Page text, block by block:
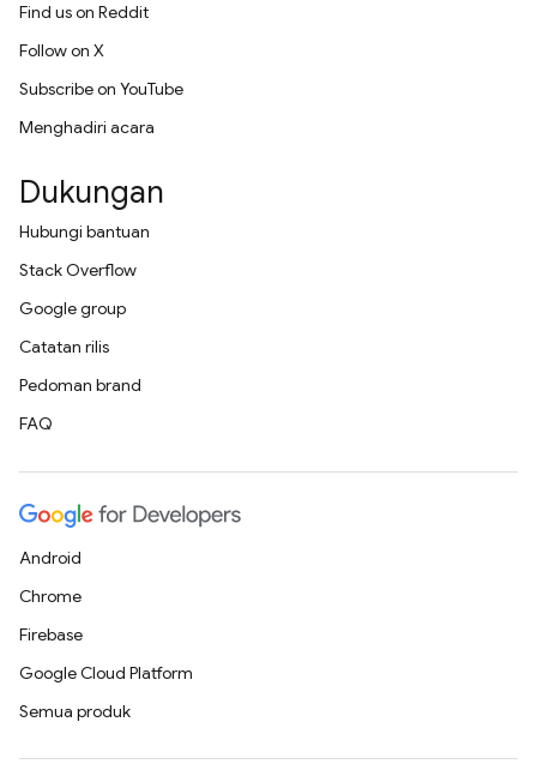
Find us on Reddit
Follow on X
Subscribe on YouTube
Menghadiri acara
Dukungan
Hubungi bantuan
Stack Overflow
Google group
Catatan rilis
Pedoman brand
FAQ
Android
Chrome
Firebase
Google Cloud Platform
Semua produk